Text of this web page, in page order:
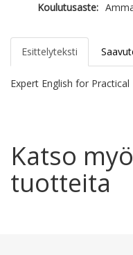
Koulutusaste:
Esittelyteksti
Expert English for
Katso
tuotteita